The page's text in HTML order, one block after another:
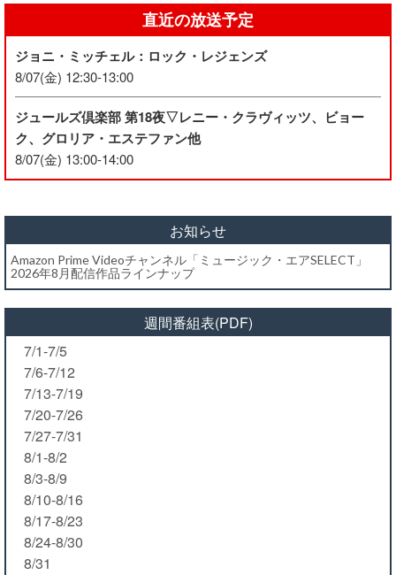
直近の放送予定
ジョニ・ミッチェル：ロック・レジェンズ
8/07(金) 12:30-13:00
ジュールズ倶楽部 第18夜▽レニー・クラヴィッツ、ビョー
ク、グロリア・エステファン他
8/07(金) 13:00-14:00
お知らせ
Amazon Prime Videoチャンネル「ミュージック・エアSELECT」
2026年8月配信作品ラインナップ
週間番組表(PDF)
7/1-7/5
7/6-7/12
7/13-7/19
7/20-7/26
7/27-7/31
8/1-8/2
8/3-8/9
8/10-8/16
8/17-8/23
8/24-8/30
8/31